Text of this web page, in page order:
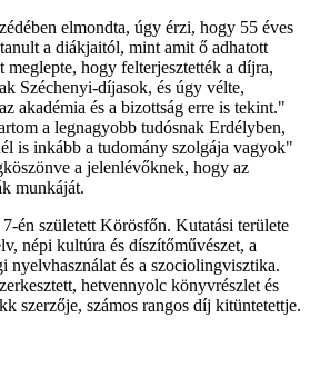
elmondta, úgy érzi, hogy 55 éves
a diákjaitól, mint amit ő adhatott
hogy felterjesztették a díjra,
Széchenyi-díjasok, és úgy vélte,
akadémia és a bizottság erre is tekint."
a legnagyobb tudósnak Erdélyben,
is inkább a tudomány szolgája vagyok"
a jelenlévőknek, hogy az
munkáját.
én született Körösfőn. Kutatási területe
népi kultúra és díszítőművészet, a
nyelvhasználat és a szociolingvisztika.
hetvennyolc könyvrészlet és
szerzője, számos rangos díj kitüntetettje.